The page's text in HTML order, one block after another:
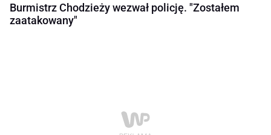
Burmistrz Chodzieży wezwał policję. "Zostałem
zaatakowany"